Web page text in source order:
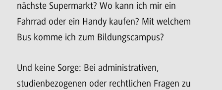
nächste Supermarkt? Wo kann ich mir ein
Fahrrad oder ein Handy kaufen? Mit welchem
Bus komme ich zum Bildungscampus?
Und keine Sorge: Bei administrativen,
studienbezogenen oder rechtlichen Fragen zu